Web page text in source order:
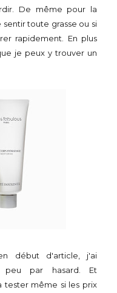
De même pour la
sentir toute grasse ou si
rapidement. En plus
je peux y trouver un
début d'article, j'ai
peu par hasard. Et
tester même si les prix